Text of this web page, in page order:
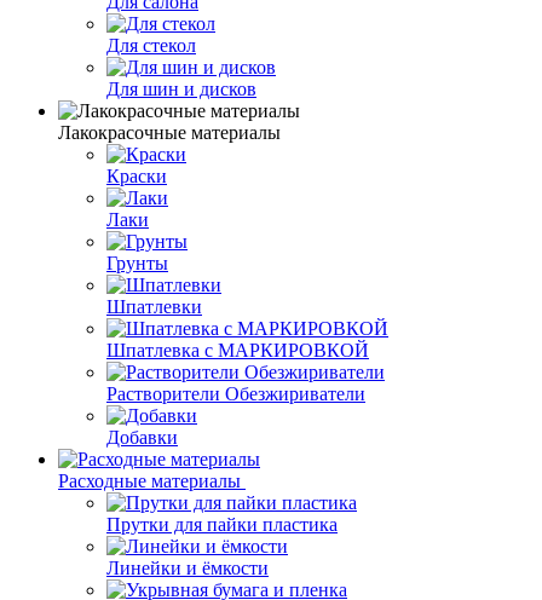
Для стекол
Для шин и дисков
Лакокрасочные материалы
Краски
Лаки
Грунты
Шпатлевки
Шпатлевка с МАРКИРОВКОЙ
Растворители Обезжириватели
Добавки
Расходные материалы
Прутки для пайки пластика
Линейки и ёмкости